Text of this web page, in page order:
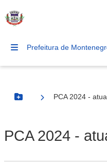
Prefeitura de
Botão Menu
PCA 2024 -
PCA 2024 -